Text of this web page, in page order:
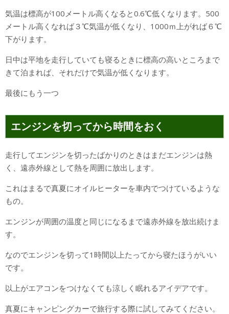
気温は標高が100メートル高くなると0.6℃低くなります。500
メートル高くなれば３℃気温が低くなり、1000ｍ上がれば６℃
下がります。
日中は平地を走行していても寝るときに標高の高いところまで
きて泊まれば、それだけで気温が低くなります。
最後にもう一つ
エンジンを切ってから時間をおく
走行してエンジンを切ったばかりのときはまだエンジンは熱
く、遠赤外線として熱を周囲に放出します。
これはまるで真夏にオイルヒーターを車内でつけているような
もの。
エンジンが周囲の温度と同じになるまで遠赤外線を放出続けま
す。
なのでエンジンを切って1時間以上たってから寝たほうがいい
です。
以上がエアコンをつけなくても涼しく眠れるアイデアです。
真夏にキャンピングカーで旅行する際に試してみてください。